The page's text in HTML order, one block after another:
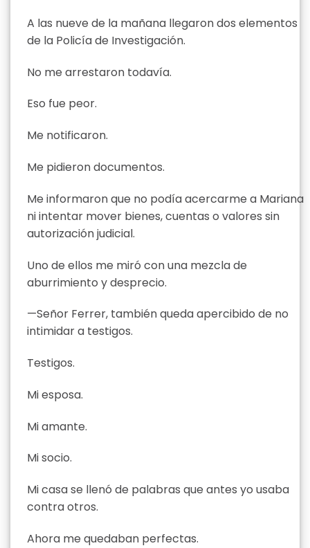
A las nueve de la mañana llegaron dos elementos
de la Policía de Investigación.
No me arrestaron todavía.
Eso fue peor.
Me notificaron.
Me pidieron documentos.
Me informaron que no podía acercarme a Mariana
ni intentar mover bienes, cuentas o valores sin
autorización judicial.
Uno de ellos me miró con una mezcla de
aburrimiento y desprecio.
—Señor Ferrer, también queda apercibido de no
intimidar a testigos.
Testigos.
Mi esposa.
Mi amante.
Mi socio.
Mi casa se llenó de palabras que antes yo usaba
contra otros.
Ahora me quedaban perfectas.